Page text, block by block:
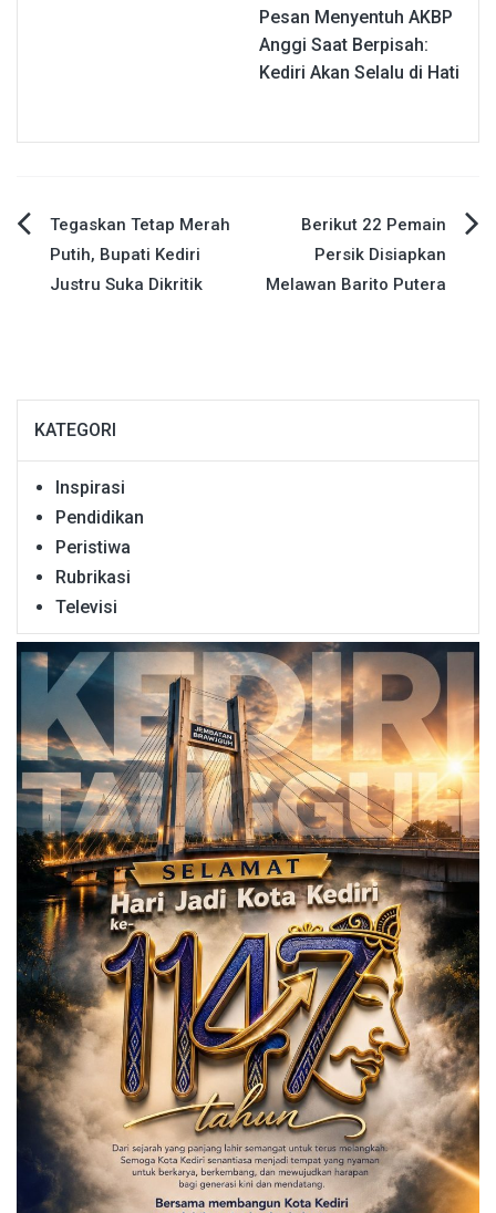
Pesan Menyentuh AKBP
Anggi Saat Berpisah:
Kediri Akan Selalu di Hati
Navigasi
pos
Tegaskan Tetap Merah
Putih, Bupati Kediri
Justru Suka Dikritik
Berikut 22 Pemain
Persik Disiapkan
Melawan Barito Putera
KATEGORI
Inspirasi
Pendidikan
Peristiwa
Rubrikasi
Televisi